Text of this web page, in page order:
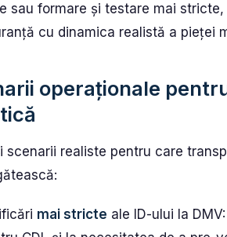
sau formare și testare mai
cu dinamica realistă a pieței
operaționale
scenarii realiste pentru care
mai stricte ale ID-ului la